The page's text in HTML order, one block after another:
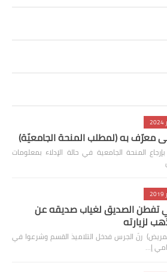
معرّف به (لمطلب المنحة الجامعيّة)
بإرجاع المنحة الجامعية في حالة الإدلاء بمعلومات
تفطن الصديق لغياب صديقه عن
لزيارته
رنّ الجرس فدخل التلاميذ القسم وشرعوا في
إ…